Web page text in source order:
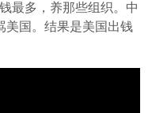
最多，养那些组织。中
美国。结果是美国出钱